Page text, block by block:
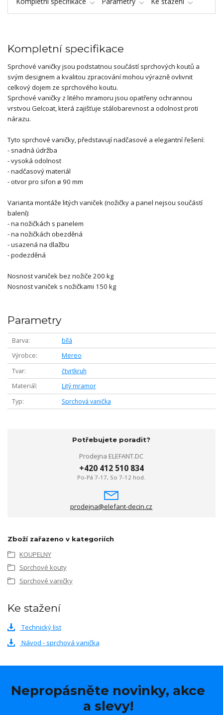
Kompletní specifikace
Sprchové vaničky jsou podstatnou součástí sprchových koutů a
svým designem a kvalitou zpracování mohou výrazně ovlivnit
celkový dojem ze sprchového koutu.
Sprchové vaničky z litého mramoru jsou opatřeny ochrannou
vrstvou Gelcoat, která zajišťuje stálobarevnost a odolnost proti
nárazu.
Tyto sprchové vaničky, představují nadčasové a elegantní řešení:
- snadná údržba
- vysoká odolnost
- nadčasový materiál
- otvor pro sifon ø 90 mm
Varianta montáže litých vaniček (nožičky a panel nejsou součástí
balení):
- na nožičkách s panelem
- na nožičkách obezděná
- usazená na dlažbu
- podezděná
Nosnost vaniček bez nožiče 200 kg
Nosnost vaniček s nožičkami 150 kg
Parametry
Barva
bílá
Výrobce
Mereo
Tvar
čtvrtkruh
Materiál
Litý mramor
Typ
Sprchová vanička
Potřebujete poradit?
Prodejna ELEFANT.DC
+420 412 510 834
Po-Pá 7-17, So 7-12 hod.
prodejna@elefant-decin.cz
Zboží zařazeno v kategoriích
KOUPELNY
Sprchové kouty
Sprchové vaničky
Ke stažení
Technický list
Návod - sprchová vanička
Nepropásněte novinky, akce
a slevy!